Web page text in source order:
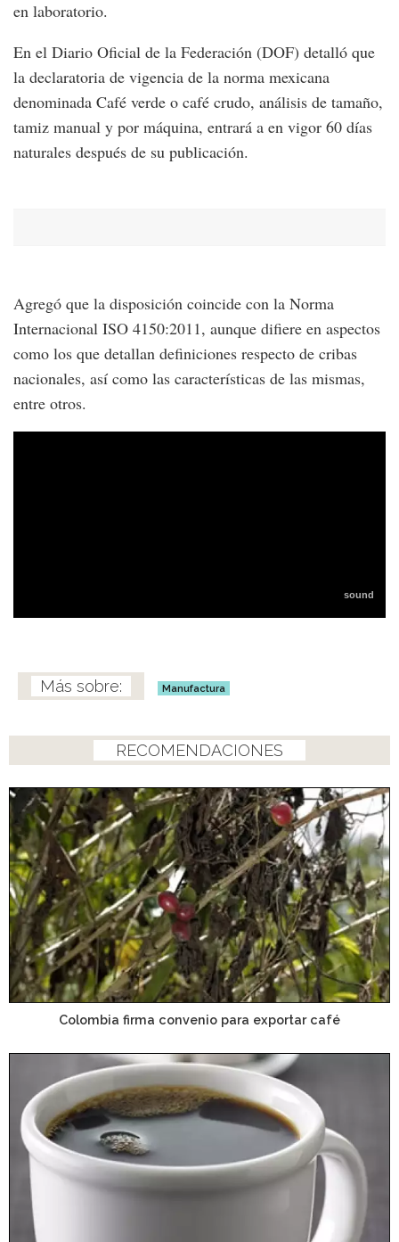
en laboratorio.
En el Diario Oficial de la Federación (DOF) detalló que
la declaratoria de vigencia de la norma mexicana
denominada Café verde o café crudo, análisis de tamaño,
tamiz manual y por máquina, entrará a en vigor 60 días
naturales después de su publicación.
Agregó que la disposición coincide con la Norma
Internacional ISO 4150:2011, aunque difiere en aspectos
como los que detallan definiciones respecto de cribas
nacionales, así como las características de las mismas,
entre otros.
Manufactura
RECOMENDACIONES
Colombia firma convenio para exportar café